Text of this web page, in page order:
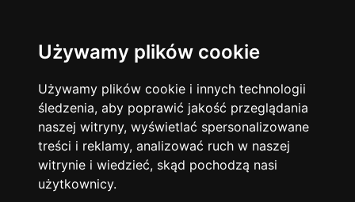
Używamy plików cookie
Używamy plików cookie i innych technologii
śledzenia, aby poprawić jakość przeglądania
naszej witryny, wyświetlać spersonalizowane
treści i reklamy, analizować ruch w naszej
witrynie i wiedzieć, skąd pochodzą nasi
użytkownicy.
Język angielski 13744
Matematyka 12928
Chemia 4886
Język niemiecki 4307
Język polski 3426
Fizyka
Warszawa
Korepetycje
Online
14837
Kraków 7753
Wrocław
zakres dni
Wtorek
Środa
Czwartek
Piątek
Sobota
Niedziela
więcej filtrów Filtruj